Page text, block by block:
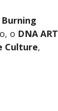
Burning
o DNA ART
Culture,